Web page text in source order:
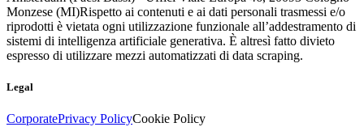
Monzese (MI)Rispetto ai contenuti e ai dati personali trasmessi e/o
riprodotti è vietata ogni utilizzazione funzionale all’addestramento di
sistemi di intelligenza artificiale generativa. È altresì fatto divieto
espresso di utilizzare mezzi automatizzati di data scraping.
Legal
CorporatePrivacy PolicyCookie Policy